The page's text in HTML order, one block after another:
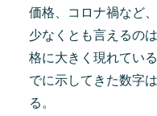
価格、コロナ禍など
少なくとも言えるの
格に大きく現れてい
でに示してきた数字
る。